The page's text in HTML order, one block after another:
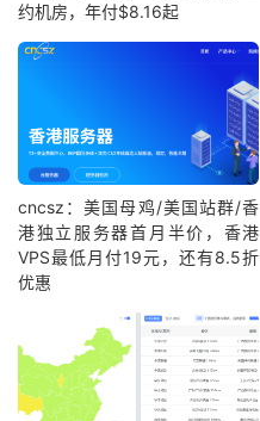
约机房，年付$8.16起
cncsz：美国母鸡/美国站群/香
港独立服务器首月半价，香港
VPS最低月付19元，还有8.5折
优惠